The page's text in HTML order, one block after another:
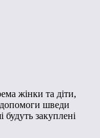
жінки та діти,
допомоги шведи
закуплені